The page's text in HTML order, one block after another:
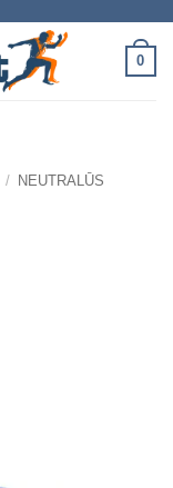
0
/ NEUTRALŪS